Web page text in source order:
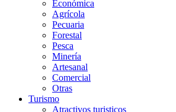
Económica
Agrícola
Pecuaria
Forestal
Pesca
Minería
Artesanal
Comercial
Otras
Turismo
Atractivos turisticos